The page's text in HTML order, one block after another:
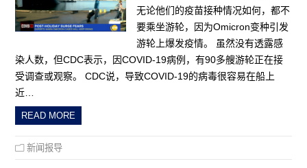
无论他们的疫苗接种情况如何，都不
要乘坐游轮，因为Omicron变种引发
游轮上爆发疫情。 虽然没有透露感
染人数，但CDC表示，因COVID-19病例，有90多艘游轮正在接
受调查或观察。 CDC说，导致COVID-19的病毒很容易在船上
近…
READ MORE
新闻报导